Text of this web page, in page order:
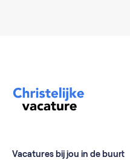
Vacatures bij jou in de buurt